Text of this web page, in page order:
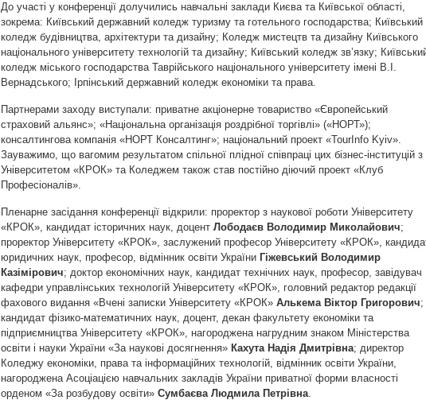
До участі у конференції долучились навчальні заклади Києва та Київської області,
зокрема: Київський державний коледж туризму та готельного господарства; Київський
коледж будівництва, архітектури та дизайну; Коледж мистецтв та дизайну Київського
національного університету технологій та дизайну; Київський коледж зв’язку;
коледж міського господарства Таврійського національного університету імені В.І.
Вернадського; Ірпінський державний коледж економіки та права.
Партнерами заходу виступали: приватне акціонерне товариство «Європейський
страховий альянс»; «Національна організація роздрібної торгівлі» («НОРТ»);
консалтингова компанія «НОРТ Консалтинг»; національний проект «TourInfo Kyiv».
Зауважимо, що вагомим результатом спільної плідної співпраці цих бізнес-інституцій з
Університетом «КРОК» та Коледжем також став постійно діючий проект «Клуб
Професіоналів».
Пленарне засідання конференції відкрили: проректор з наукової роботи Університету
«КРОК», кандидат історичних наук, доцент Лободаєв Володимир Миколайович;
проректор Університету «КРОК», заслужений професор Університету «КРОК»,
юридичних наук, професор, відмінник освіти України Гіжевський Володимир
Казімірович; доктор економічних наук, кандидат технічних наук, професор, завідувач
кафедри управлінських технологій Університету «КРОК», головний редактор редакції
фахового видання «Вчені записки Університету «КРОК» Алькема Віктор Григорович;
кандидат фізико-математичних наук, доцент, декан факультету економіки та
підприємництва Університету «КРОК», нагороджена нагрудним знаком Міністерства
освіти і науки України «За наукові досягнення» Кахута Надія Дмитрівна; директор
Коледжу економіки, права та інформаційних технологій, відмінник освіти України,
нагороджена Асоціацією навчальних закладів України приватної форми власності
орденом «За розбудову освіти» Сумбаєва Людмила Петрівна.